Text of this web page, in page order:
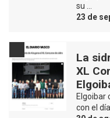
su …
23 de
La
XL
Elgoibar
con el